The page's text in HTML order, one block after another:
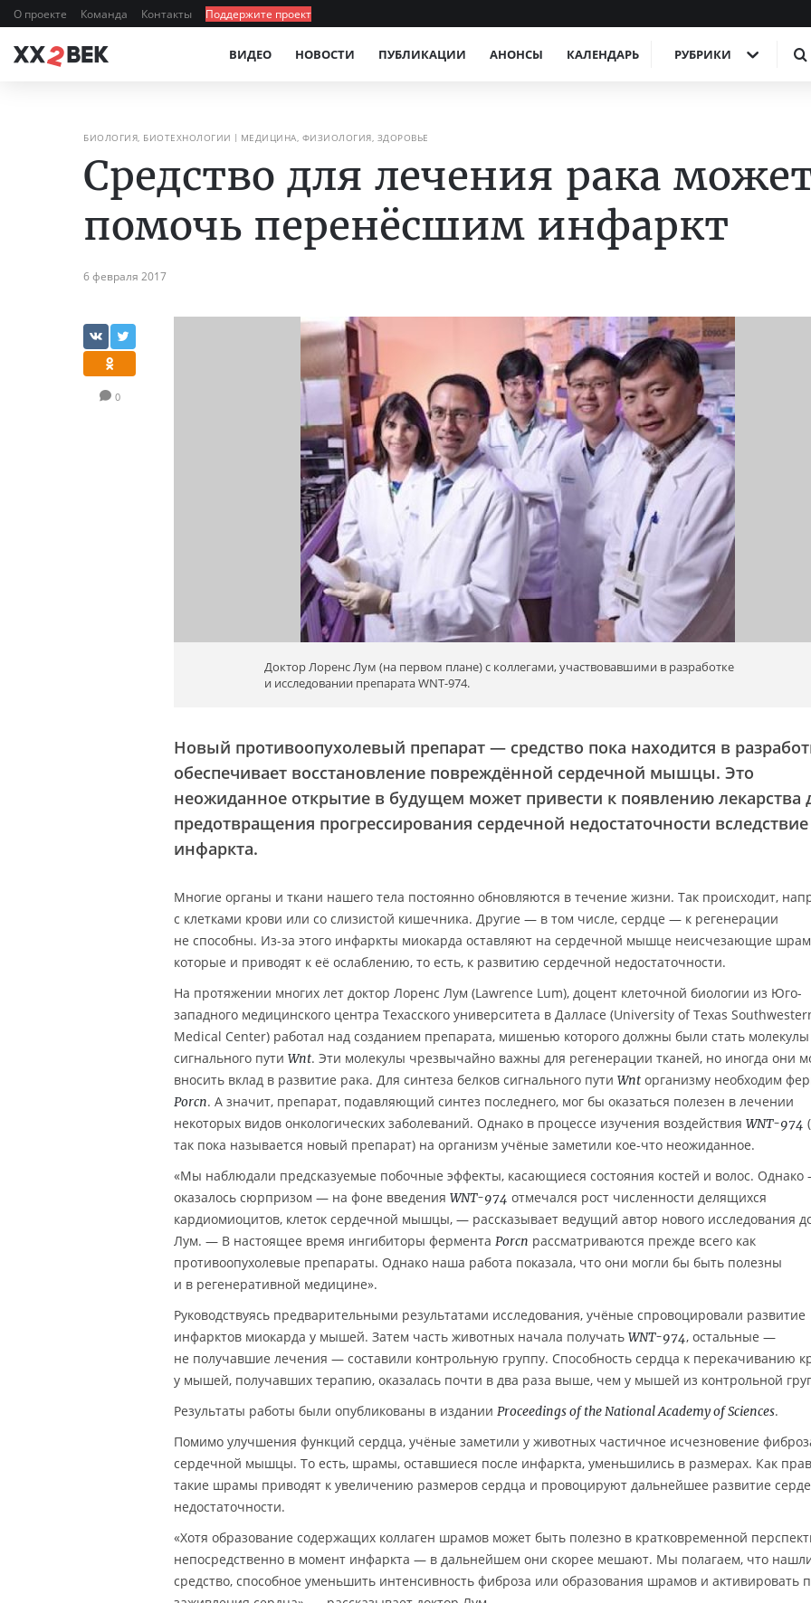
О проекте Команда Контакты Поддержите проект
ВИДЕО НОВОСТИ ПУБЛИКАЦИИ АНОНСЫ КАЛЕНДАРЬ РУБРИКИ
БИОЛОГИЯ, БИОТЕХНОЛОГИИ МЕДИЦИНА, ФИЗИОЛОГИЯ, ЗДОРОВЬЕ
Средство для лечения рака
помочь перенёсшим инфаркт
6 февраля 2017
0
Доктор Лоренс Лум (на первом плане) с коллегами, участвовавшими в разработке
и исследовании препарата WNT-974.
Новый противоопухолевый препарат — средство пока находится в
обеспечивает восстановление повреждённой сердечной мышцы. Это
неожиданное открытие в будущем может привести к появлению лекарства
предотвращения прогрессирования сердечной недостаточности вследствие
инфаркта.
Многие органы и ткани нашего тела постоянно обновляются в течение жизни. Так происходит,
с клетками крови или со слизистой кишечника. Другие — в том числе, сердце — к регенерации
не способны. Из-за этого инфаркты миокарда оставляют на сердечной мышце неисчезающие
которые и приводят к её ослаблению, то есть, к развитию сердечной недостаточности.
На протяжении многих лет доктор Лоренс Лум (Lawrence Lum), доцент клеточной биологии из Юго-
западного медицинского центра Техасского университета в Далласе (University of Texas
Medical Center) работал над созданием препарата, мишенью которого должны были стать молекулы
сигнального пути Wnt. Эти молекулы чрезвычайно важны для регенерации тканей, но иногда они
вносить вклад в развитие рака. Для синтеза белков сигнального пути Wnt организму необходим
Porcn. А значит, препарат, подавляющий синтез последнего, мог бы оказаться полезен в лечении
некоторых видов онкологических заболеваний. Однако в процессе изучения воздействия WNT-974
так пока называется новый препарат) на организм учёные заметили кое-что неожиданное.
«Мы наблюдали предсказуемые побочные эффекты, касающиеся состояния костей и волос. Однако
оказалось сюрпризом — на фоне введения WNT-974 отмечался рост численности делящихся
кардиомиоцитов, клеток сердечной мышцы, — рассказывает ведущий автор нового исследования
Лум. — В настоящее время ингибиторы фермента Porcn рассматриваются прежде всего как
противоопухолевые препараты. Однако наша работа показала, что они могли бы быть полезны
и в регенеративной медицине».
Руководствуясь предварительными результатами исследования, учёные спровоцировали развитие
инфарктов миокарда у мышей. Затем часть животных начала получать WNT-974, остальные —
не получавшие лечения — составили контрольную группу. Способность сердца к перекачиванию
у мышей, получавших терапию, оказалась почти в два раза выше, чем у мышей из контрольной
Результаты работы были опубликованы в издании Proceedings of the National Academy of Sciences.
Помимо улучшения функций сердца, учёные заметили у животных частичное исчезновение
сердечной мышцы. То есть, шрамы, оставшиеся после инфаркта, уменьшились в размерах. Как
такие шрамы приводят к увеличению размеров сердца и провоцируют дальнейшее развитие
недостаточности.
«Хотя образование содержащих коллаген шрамов может быть полезно в кратковременной
непосредственно в момент инфаркта — в дальнейшем они скорее мешают. Мы полагаем, что
средство, способное уменьшить интенсивность фиброза или образования шрамов и активировать